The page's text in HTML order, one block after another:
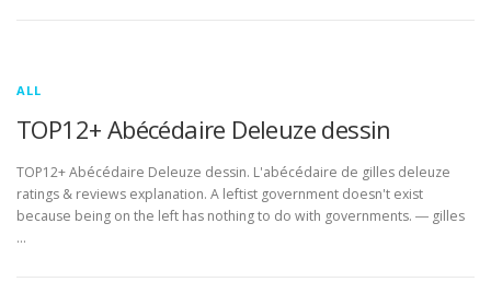
ALL
TOP12+ Abécédaire Deleuze dessin
TOP12+ Abécédaire Deleuze dessin. L'abécédaire de gilles deleuze
ratings & reviews explanation. A leftist government doesn't exist
because being on the left has nothing to do with governments. ― gilles
…